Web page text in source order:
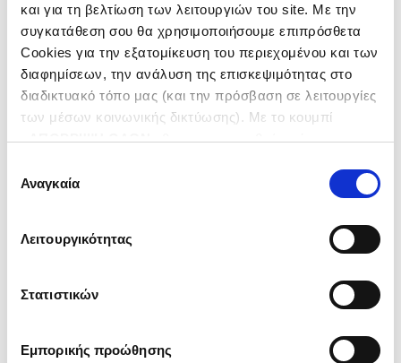
και για τη βελτίωση των λειτουργιών του site. Με την
συγκατάθεση σου θα χρησιμοποιήσουμε επιπρόσθετα
Cookies για την εξατομίκευση του περιεχομένου και των
διαφημίσεων, την ανάλυση της επισκεψιμότητας στο
διαδικτυακό τόπο μας (και την πρόσβαση σε λειτουργίες
των μέσων κοινωνικής δικτύωσης). Με το κουμπί
«ΑΠΟΡΡΙΨΗ ΟΛΩΝ» θα ενεργοποιηθούν μόνο τα
το κουμπί «
» θα ενεργοποιηθούν όλες
Πολιτική
και τους διαφορετικούς τύπους Cookies και
τροποποίησε τις προτιμήσεις σου (εκτός από τα
Cookies».
συγκατάθεσης
Αναγκαία
Λειτουργικότητας
Στατιστικών
Εμπορικής προώθησης
ΚΤΙΡΙΩΝ ΓΡΑΦΕΙΩΝ